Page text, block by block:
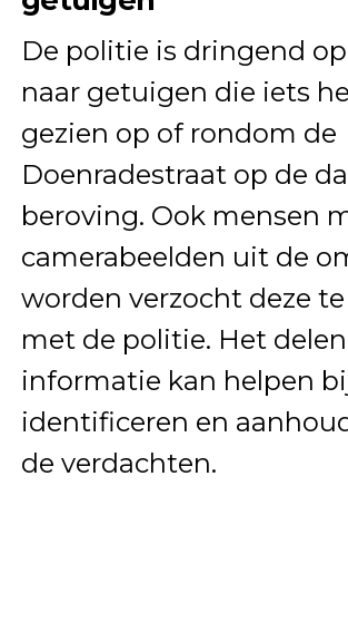
De politie is dringend
naar getuigen die iets
gezien op of rondom de
Doenradestraat op de
beroving. Ook mensen
camerabeelden uit de
worden verzocht deze
met de politie. Het
informatie kan helpen
identificeren en
de verdachten.